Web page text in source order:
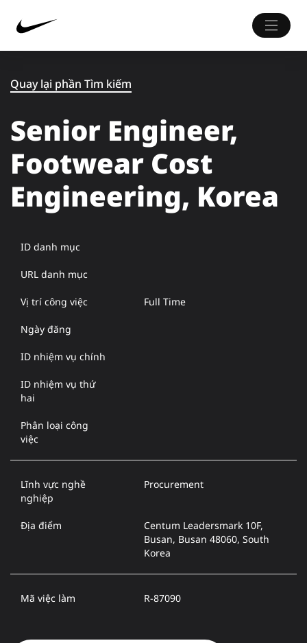
Quay lại phần Tìm kiếm
Senior Engineer,
Footwear Cost
Engineering, Korea
ID danh mục
URL danh mục
Vị trí công việc Full Time
Ngày đăng
ID nhiệm vụ chính
ID nhiệm vụ thứ
hai
Phân loại công
việc
Lĩnh vực nghề
nghiệp
Procurement
Địa điểm
Centum Leadersmark 10F,
Busan, Busan 48060, South
Korea
Mã việc làm R-87090